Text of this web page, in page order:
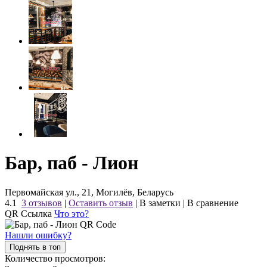
Бар, паб - Лион
Первомайская ул., 21, Могилёв, Беларусь
4.1
3 отзывов | Оставить отзыв | В заметки | В сравнение
QR Ссылка Что это?
Нашли ошибку?
Поднять в топ
Количество просмотров: